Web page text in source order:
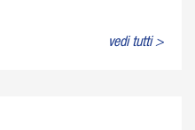
vedi tutti >